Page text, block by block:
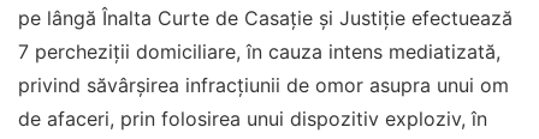
pe lângă Înalta Curte de Casaţie şi Justiţie efectuează
7 percheziţii domiciliare, în cauza intens mediatizată,
privind săvârşirea infracţiunii de omor asupra unui om
de afaceri, prin folosirea unui dispozitiv exploziv, în